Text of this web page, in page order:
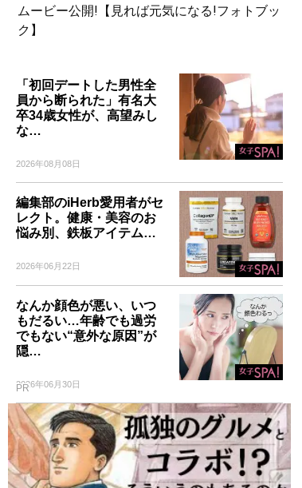
ムービー公開!【見れば元気になる!フォトブッ
ク】
「初回デートした男性全
員から断られた」有名大
卒34歳女性が、高望みし
な…
2026年08月08日
編集部のiHerb愛用者がセ
レクト。健康・美容のお
悩み別、鉄板アイテム…
2026年06月22日
なんか顔色が悪い、いつ
もだるい…年齢でも過労
でもない“意外な原因”が
隠…
2026年06月30日
PR